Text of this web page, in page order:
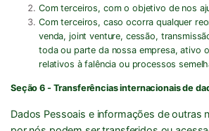
Com terceiros, com o objetivo de nos
Com terceiros, caso ocorra qualquer
venda, joint venture, cessão,
toda ou parte da nossa empresa, ativo
relativos à falência ou processos
Seção 6 - Transferências internacionais de
Dados Pessoais e informações de outras